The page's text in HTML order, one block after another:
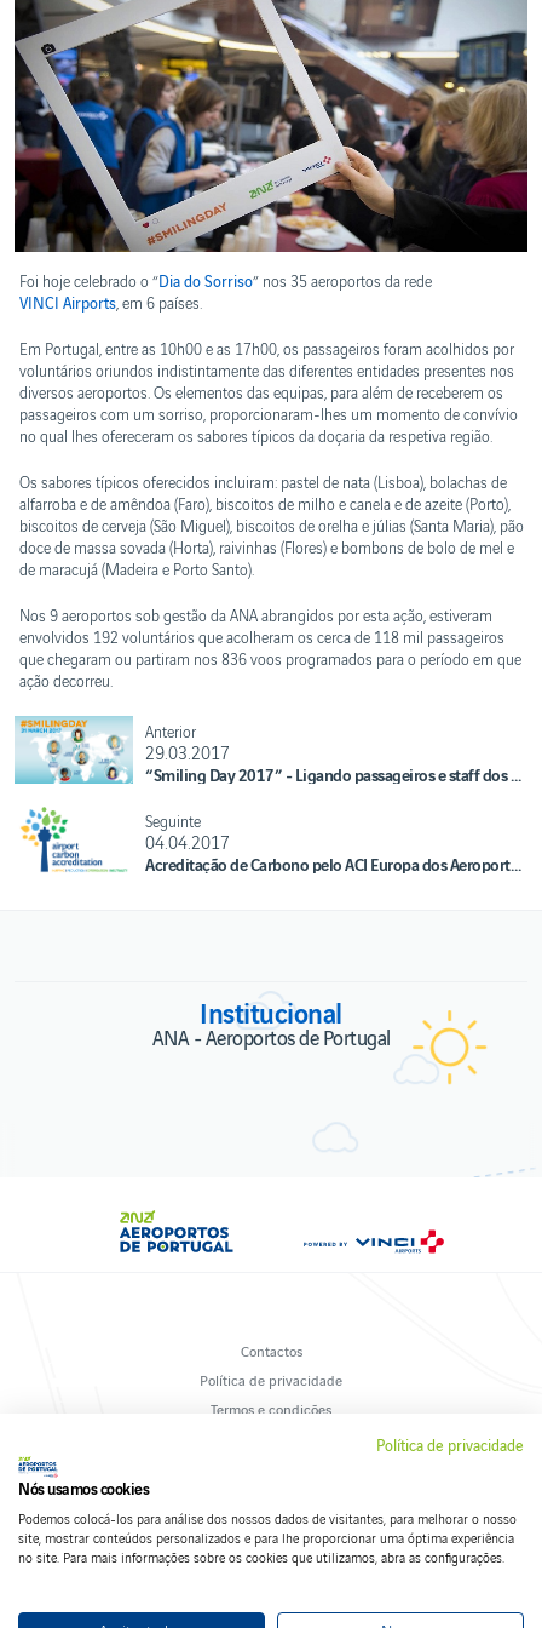
Foi hoje celebrado o “Dia do Sorriso” nos 35 aeroportos da rede
VINCI Airports, em 6 países.
Em Portugal, entre as 10h00 e as 17h00, os passageiros foram acolhidos por
voluntários oriundos indistintamente das diferentes entidades presentes nos
diversos aeroportos. Os elementos das equipas, para além de receberem os
passageiros com um sorriso, proporcionaram-lhes um momento de convívio
no qual lhes ofereceram os sabores típicos da doçaria da respetiva região.
Os sabores típicos oferecidos incluiram: pastel de nata (Lisboa), bolachas de
alfarroba e de amêndoa (Faro), biscoitos de milho e canela e de azeite (Porto),
biscoitos de cerveja (São Miguel), biscoitos de orelha e júlias (Santa Maria), pão
doce de massa sovada (Horta), raivinhas (Flores) e bombons de bolo de mel e
de maracujá (Madeira e Porto Santo).
Nos 9 aeroportos sob gestão da ANA abrangidos por esta ação, estiveram
envolvidos 192 voluntários que acolheram os cerca de 118 mil passageiros
que chegaram ou partiram nos 836 voos programados para o período em que
ação decorreu.
Anterior
29.03.2017
“Smiling Day 2017” - Ligando passageiros e staff dos aeroportos
Seguinte
04.04.2017
Acreditação de Carbono pelo ACI Europa dos Aeroporto ANA renovada e melhorada
Institucional
ANA - Aeroportos de Portugal
Contactos
Política de privacidade
Termos e condições
Siga-nos nas redes sociais
Ética e
Conduta
WebTrak
Reservas
da
Biosfera
de
Portugal
Política de privacidade
Nós usamos cookies
Podemos colocá-los para análise dos nossos dados de visitantes, para melhorar o nosso
site, mostrar conteúdos personalizados e para lhe proporcionar uma óptima experiência
no site. Para mais informações sobre os cookies que utilizamos, abra as configurações.